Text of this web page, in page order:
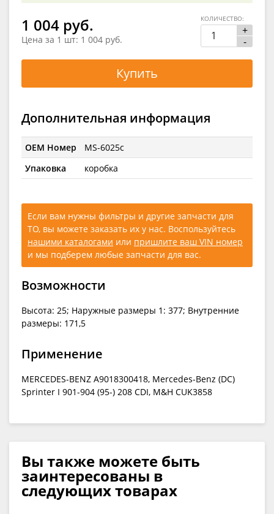
1 004 руб.
Цена за 1 шт: 1 004 руб.
+
-
КОЛИЧЕСТВО:
Купить
Дополнительная информация
OEM Номер
MS-6025c
Упаковка
коробка
Если вам нужны фильтры и другие запчасти для
ТО, вы можете заказать их у нас. Воспользуйтесь
нашими каталогами или пришлите ваш VIN номер
и мы подберем любые запчасти для вас.
Возможности
Высота: 25; Наружные размеры 1: 377; Внутренние
размеры: 171,5
Применение
MERCEDES-BENZ A9018300418, Mercedes-Benz (DC)
Sprinter I 901-904 (95-) 208 CDI, M&H CUK3858
Вы также можете быть
заинтересованы в
следующих товарах